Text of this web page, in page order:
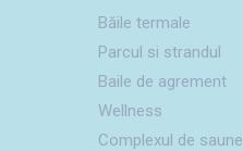
Băile termale
Parcul si strandul
Baile de agrement
Wellness
Complexul de saune